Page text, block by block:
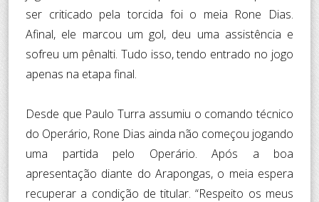
ser criticado pela torcida foi o meia Rone Dias.
Afinal, ele marcou um gol, deu uma assistência e
sofreu um pênalti. Tudo isso, tendo entrado no jogo
apenas na etapa final.
Desde que Paulo Turra assumiu o comando técnico
do Operário, Rone Dias ainda não começou jogando
uma partida pelo Operário. Após a boa
apresentação diante do Arapongas, o meia espera
recuperar a condição de titular. “Respeito os meus